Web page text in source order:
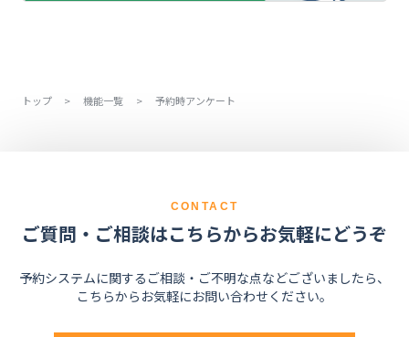
トップ > 機能一覧 > 予約時アンケート
CONTACT
ご質問・ご相談はこちらからお気軽にどうぞ
予約システムに関するご相談・ご不明な点などございましたら、
こちらからお気軽にお問い合わせください。